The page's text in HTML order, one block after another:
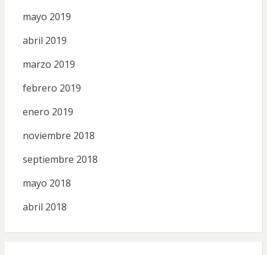
mayo 2019
abril 2019
marzo 2019
febrero 2019
enero 2019
noviembre 2018
septiembre 2018
mayo 2018
abril 2018